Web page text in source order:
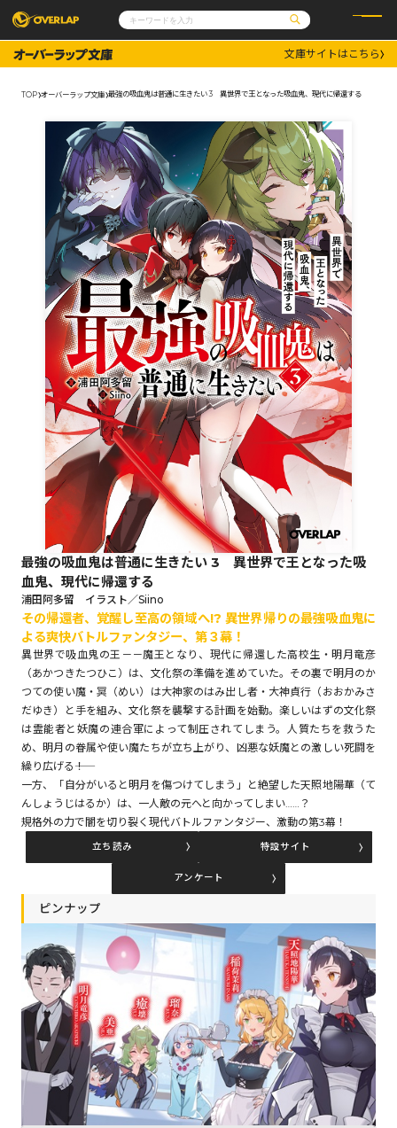
コミックガルド
コミッククリエ
文庫
ノベルス
その他
コミックエッセイ
ポケットモンスター
アニメ
ゲーム
通販・NEWS
OVERLAP STORE
オーバーラップ広報室
企業
会社概要
採用情報
アクセス
オーバーラップホールディングス
お問い合わせはこちら
オーバーラップ文庫
オーバーラップノベルス
オーバーラップノベルスf
ロサージュノベルス
コミックガルド
コミックエッセイ
閉じる
文庫サイトはこちら
TOP オーバーラップ文庫 最強の吸血鬼は普通に生きたい 3 異世界で王となった吸血鬼、現代に帰還する
最強の吸血鬼は普通に生きたい 3 異世界で王となった吸
血鬼、現代に帰還する
浦田阿多留 イラスト／Siino
その帰還者、覚醒し至高の領域へ!? 異世界帰りの最強吸血鬼に
よる爽快バトルファンタジー、第３幕！
異世界で吸血鬼の王－－魔王となり、現代に帰還した高校生・明月竜彦
（あかつきたつひこ）は、文化祭の準備を進めていた。その裏で明月のか
つての使い魔・冥（めい）は大神家のはみ出し者・大神貞行（おおかみさ
だゆき）と手を組み、文化祭を襲撃する計画を始動。楽しいはずの文化祭
は霊能者と妖魔の連合軍によって制圧されてしまう。人質たちを救うた
め、明月の眷属や使い魔たちが立ち上がり、凶悪な妖魔との激しい死闘を
繰り広げる――！
一方、「自分がいると明月を傷つけてしまう」と絶望した天照地陽華（て
んしょうじはるか）は、一人敵の元へと向かってしまい……？
規格外の力で闇を切り裂く現代バトルファンタジー、激動の第3幕！
立ち読み 特設サイト
アンケート
ピンナップ